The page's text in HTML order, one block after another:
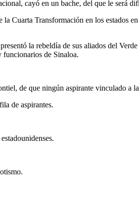
cayó en un bache, del que le será
Cuarta Transformación en los estados
la rebeldía de sus aliados del
funcionarios de Sinaloa.
de que ningún aspirante vinculado a
de aspirantes.